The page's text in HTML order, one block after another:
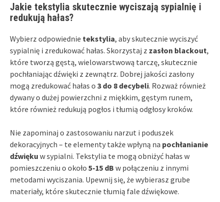
Jakie tekstylia skutecznie wyciszają sypialnię i
redukują hałas?
Wybierz odpowiednie tekstylia, aby skutecznie wyciszyć
sypialnię i zredukować hałas. Skorzystaj z zasłon blackout,
które tworzą gęstą, wielowarstwową tarczę, skutecznie
pochłaniając dźwięki z zewnątrz. Dobrej jakości zasłony
mogą zredukować hałas o 3 do 8 decybeli. Rozważ również
dywany o dużej powierzchni z miękkim, gęstym runem,
które również redukują pogłos i tłumią odgłosy kroków.
Nie zapominaj o zastosowaniu narzut i poduszek
dekoracyjnych – te elementy także wpłyną na pochłanianie
dźwięku w sypialni. Tekstylia te mogą obniżyć hałas w
pomieszczeniu o około 5-15 dB w połączeniu z innymi
metodami wyciszania. Upewnij się, że wybierasz grube
materiały, które skutecznie tłumią fale dźwiękowe.